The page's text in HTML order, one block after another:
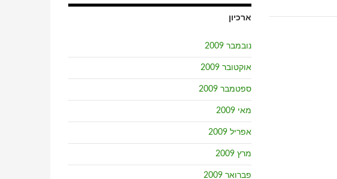
ארכיון
נובמבר 2009
אוקטובר 2009
ספטמבר 2009
מאי 2009
אפריל 2009
מרץ 2009
פברואר 2009